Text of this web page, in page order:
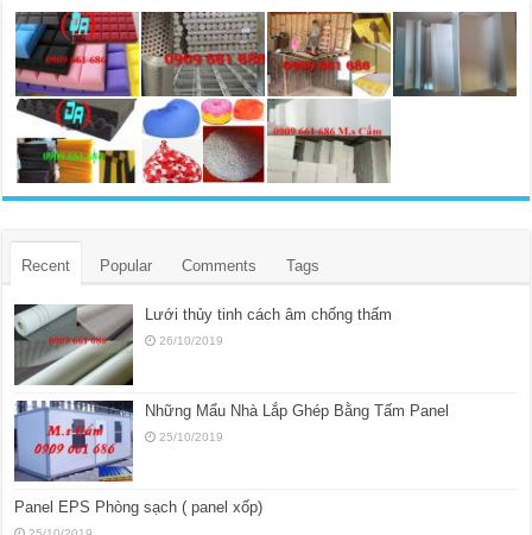
Recent Popular Comments Tags
Lưới thủy tinh cách âm chống thấm
26/10/2019
Những Mẩu Nhà Lắp Ghép Bằng Tấm Panel
25/10/2019
Panel EPS Phòng sạch ( panel xốp)